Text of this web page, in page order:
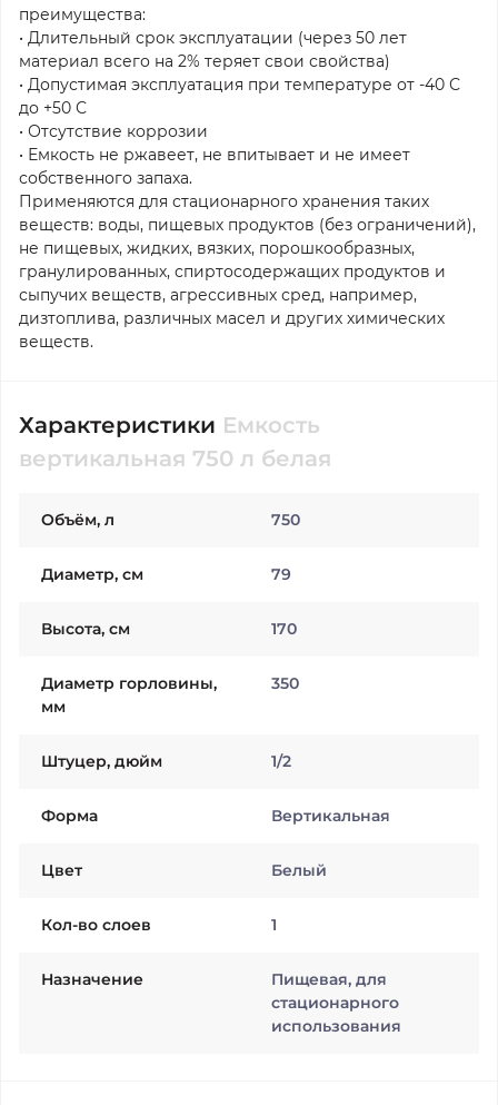
преимущества:
• Длительный срок эксплуатации (через 50 лет
материал всего на 2% теряет свои свойства)
• Допустимая эксплуатация при температуре от -40 С
до +50 С
• Отсутствие коррозии
• Емкость не ржавеет, не впитывает и не имеет
собственного запаха.
Применяются для стационарного хранения таких
веществ: воды, пищевых продуктов (без ограничений),
не пищевых, жидких, вязких, порошкообразных,
гранулированных, спиртосодержащих продуктов и
сыпучих веществ, агрессивных сред, например,
дизтоплива, различных масел и других химических
веществ.
Характеристики Емкость
вертикальная 750 л белая
Объём, л 750
Диаметр, см 79
Высота, см 170
Диаметр горловины,
мм
350
Штуцер, дюйм 1/2
Форма Вертикальная
Цвет Белый
Кол-во слоев 1
Назначение
Пищевая, для
стационарного
использования